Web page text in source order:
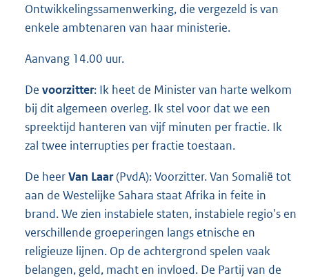
Ontwikkelingssamenwerking, die vergezeld is van
enkele ambtenaren van haar ministerie.
Aanvang 14.00 uur.
De voorzitter: Ik heet de Minister van harte welkom
bij dit algemeen overleg. Ik stel voor dat we een
spreektijd hanteren van vijf minuten per fractie. Ik
zal twee interrupties per fractie toestaan.
De heerVan Laar(PvdA): Voorzitter. Van Somalië tot
aan de Westelijke Sahara staat Afrika in feite in
brand. We zien instabiele staten, instabiele regio's en
verschillende groeperingen langs etnische en
religieuze lijnen. Op de achtergrond spelen vaak
belangen, geld, macht en invloed. De Partij van de